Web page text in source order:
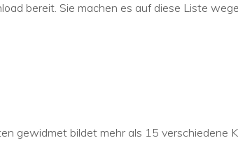
bereit. Sie machen es auf diese Liste
gewidmet bildet mehr als 15 verschiedene